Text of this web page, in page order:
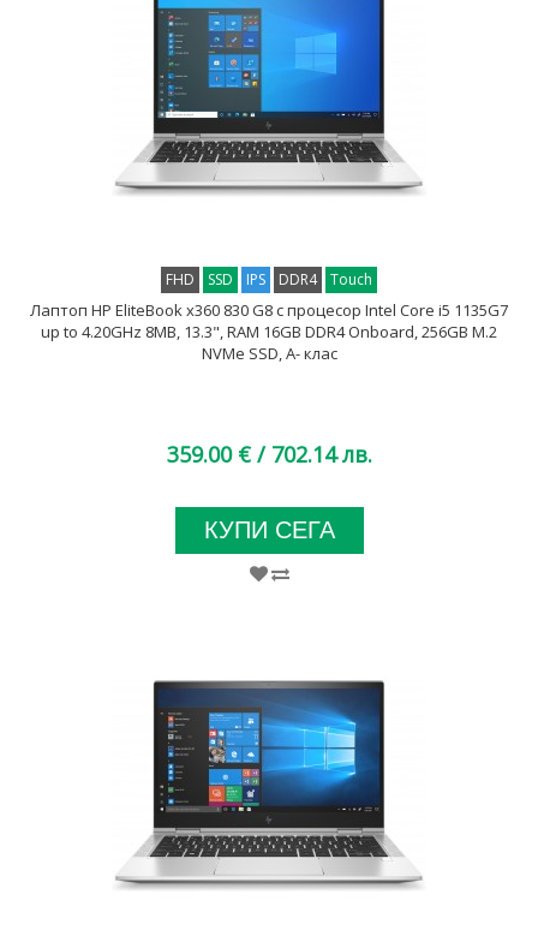
FHD SSD IPS DDR4 Touch
Лаптоп HP EliteBook x360 830 G8 с процесор Intel Core i5 1135G7
up to 4.20GHz 8MB, 13.3", RAM 16GB DDR4 Onboard, 256GB M.2
NVMe SSD, A- клас
359.00 € / 702.14 лв.
КУПИ СЕГА